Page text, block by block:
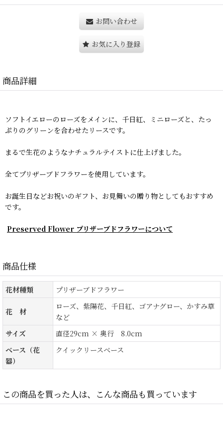
お問い合わせ
お気に入り登録
商品詳細
ソフトイエローのローズをメインに、千日紅、ミニローズと、たっ
ぷりのグリーンを合わせたリースです。
まるで生花のようなナチュラルテイストに仕上げました。
全てプリザーブドフラワーを使用しています。
お誕生日などお祝いのギフト、お見舞いの贈り物としてもおすすめ
です。
Preserved Flower プリザーブドフラワーについて
商品仕様
花材種類 プリザーブドフラワー
花 材
ローズ、紫陽花、千日紅、ゴアナグロー、かすみ草
など
サイズ
直径29cm × 奥行 8.0cm
ベース（花
器）
クイックリースベース
この商品を買った人は、こんな商品も買っています